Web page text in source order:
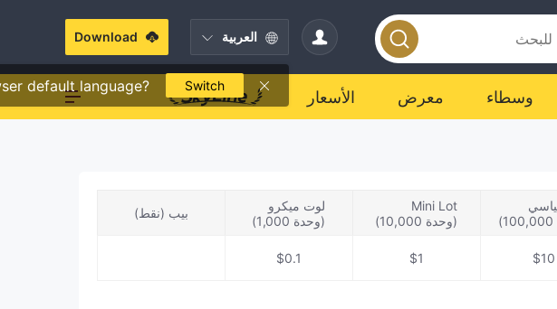
العربية
default language? Switch
Download
وسطاء معرض الأسعار
$10
Mini Lot
(وحدة 10,000)
$1
لوت ميكرو
(وحدة 1,000)
$0.1
بيب (نقط)